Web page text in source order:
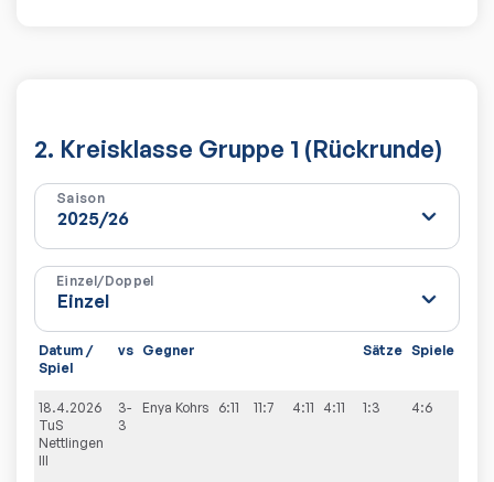
2. Kreisklasse Gruppe 1 (Rückrunde)
Saison
Einzel/Doppel
Datum /
Spiel
vs Gegner Sätze Spiele
18.4.2026
TuS
Nettlingen
III
3-
3
Enya Kohrs 6:11 11:7 4:11 4:11 1:3 4:6